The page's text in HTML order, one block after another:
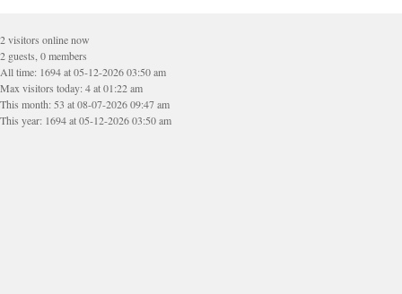
2 visitors online now
2 guests, 0 members
All time: 1694 at 05-12-2026 03:50 am
Max visitors today: 4 at 01:22 am
This month: 53 at 08-07-2026 09:47 am
This year: 1694 at 05-12-2026 03:50 am